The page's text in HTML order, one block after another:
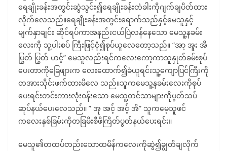
ရေချိုးခန်းအတွင်းဆွဲသွင်း၍ရေချိုးခန်းတံခါးကိုဂျက်ချပိတ်ထား
လိုက်လေသည်။ရေချိုးခန်းအတွင်းရောက်သည်နှင့်မေသူနှင့်
မျက်နှာချင်း ဆိုင်ရပ်ကာအနည်းငယ်ပြဲလန်နေသော မေသူ့နခမ်း
လေးကို သူ့ပါးစပ် ကြီးဖြင့်ငုံ၍စုပ်ယူလေတော့သည်။ “အာ့ အူး အိ
ပြွတ် ပြွတ် ဟင့်” မေသူလည်းရင်ကလေးကော့ကာသူနှုတ်ခမ်းစုပ်
ပေးတာကိုခြေဖျားက လေးထောက်၍ခံယူရင်းသူ့ကျောပြင်ကြီးကို
တအားသိုင်းဖက်ထားမိလေ သည်။သူကမေသူ့နခမ်းလေးကိုစုပ်
ပေးရင်းတင်းကားလုံးဝန်းသော မေသူ့တင်သာများကိုပွတ်သပ်
ဆုပ်နယ်ပေးလေသည်။ ” အု အင့် အင့် အိ” သူကမေ့သူဖင်
ကလေးနှစ်ခြမ်းကိုတခြမိးစီဖိကြိတ်ပွတ်နယ်ပေးရင်း။
မေသူ၏တထပ်တည်းသောထမိန်ကလေးကိုဆွဲ၍ချွတိချလိုက်